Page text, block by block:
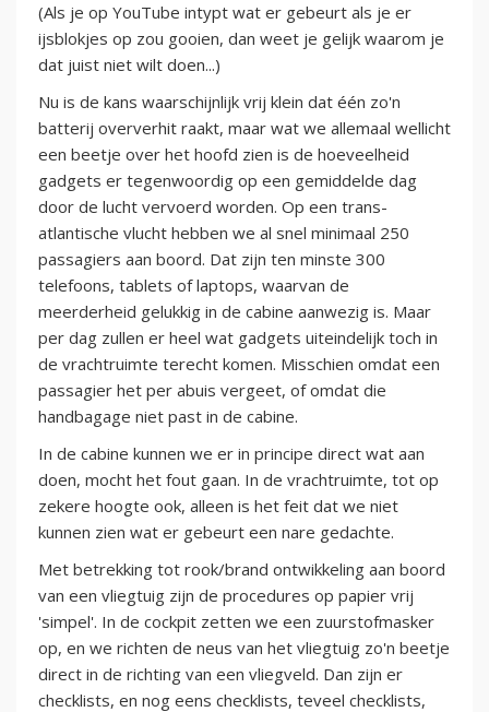
(Als je op YouTube intypt wat er gebeurt als je er
ijsblokjes op zou gooien, dan weet je gelijk waarom je
dat juist niet wilt doen...)
Nu is de kans waarschijnlijk vrij klein dat één zo'n
batterij oververhit raakt, maar wat we allemaal wellicht
een beetje over het hoofd zien is de hoeveelheid
gadgets er tegenwoordig op een gemiddelde dag
door de lucht vervoerd worden. Op een trans-
atlantische vlucht hebben we al snel minimaal 250
passagiers aan boord. Dat zijn ten minste 300
telefoons, tablets of laptops, waarvan de
meerderheid gelukkig in de cabine aanwezig is. Maar
per dag zullen er heel wat gadgets uiteindelijk toch in
de vrachtruimte terecht komen. Misschien omdat een
passagier het per abuis vergeet, of omdat die
handbagage niet past in de cabine.
In de cabine kunnen we er in principe direct wat aan
doen, mocht het fout gaan. In de vrachtruimte, tot op
zekere hoogte ook, alleen is het feit dat we niet
kunnen zien wat er gebeurt een nare gedachte.
Met betrekking tot rook/brand ontwikkeling aan boord
van een vliegtuig zijn de procedures op papier vrij
'simpel'. In de cockpit zetten we een zuurstofmasker
op, en we richten de neus van het vliegtuig zo'n beetje
direct in de richting van een vliegveld. Dan zijn er
checklists, en nog eens checklists, teveel checklists,